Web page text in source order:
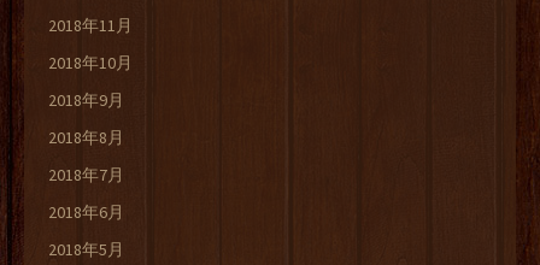
2018年11月
2018年10月
2018年9月
2018年8月
2018年7月
2018年6月
2018年5月